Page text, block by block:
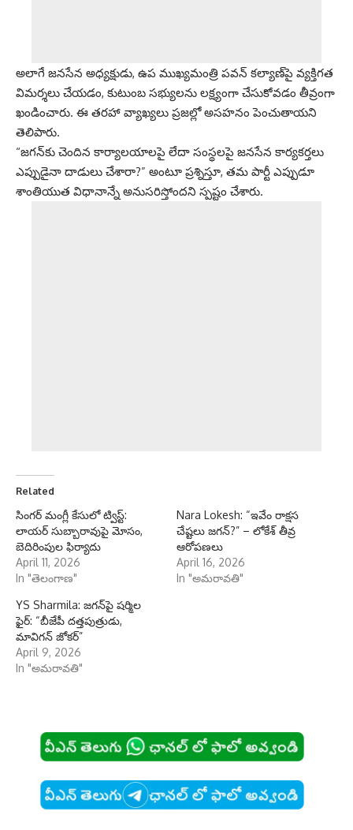
అలాగే జనసేన అధ్యక్షుడు, ఉప ముఖ్యమంత్రి పవన్ కల్యాణ్‌పై వ్యక్తిగత
విమర్శలు చేయడం, కుటుంబ సభ్యులను లక్ష్యంగా చేసుకోవడం తీవ్రంగా
ఖండించారు. ఈ తరహా వ్యాఖ్యలు ప్రజల్లో అసహనం పెంచుతాయని
తెలిపారు.
“జగన్‌కు చెందిన కార్యాలయాలపై లేదా సంస్థలపై జనసేన కార్యకర్తలు
ఎప్పుడైనా దాడులు చేశారా?” అంటూ ప్రశ్నిస్తూ, తమ పార్టీ ఎప్పుడూ
శాంతియుత విధానాన్నే అనుసరిస్తోందని స్పష్టం చేశారు.
Related
సింగర్ మంగ్లీ కేసులో ట్విస్ట్:
లాయర్ సుబ్బారావుపై మోసం,
బెదిరింపుల ఫిర్యాదు
April 11, 2026
In "తెలంగాణ"
Nara Lokesh: “ఇవేం రాక్షస
చేష్టలు జగన్?” – లోకేశ్‌ తీవ్ర
ఆరోపణలు
April 16, 2026
In "అమరావతి"
YS Sharmila: జగన్‌పై షర్మిల
ఫైర్: “బీజేపీ దత్తపుత్రుడు,
మావిగన్ జోకర్”
April 9, 2026
In "అమరావతి"